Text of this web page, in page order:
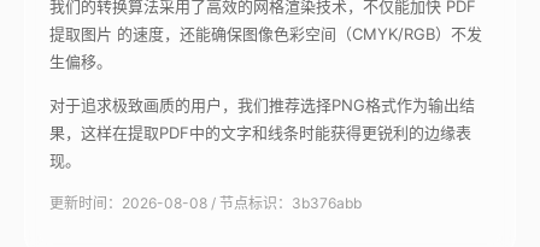
我们的转换算法采用了高效的网格渲染技术，不仅能加快 PDF
提取图片 的速度，还能确保图像色彩空间（CMYK/RGB）不发
生偏移。
对于追求极致画质的用户，我们推荐选择PNG格式作为输出结
果，这样在提取PDF中的文字和线条时能获得更锐利的边缘表
现。
更新时间：2026-08-08 / 节点标识：3b376abb